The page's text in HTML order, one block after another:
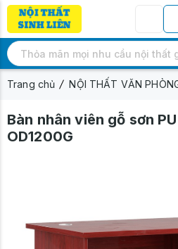
Trang chủ NỘI THẤT VĂN
Bàn nhân viên gỗ sơn
OD1200G